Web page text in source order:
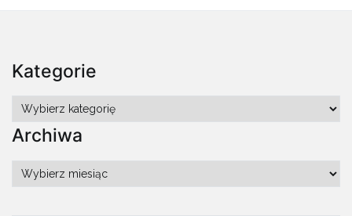
Kategorie
Kategorie
Archiwa
Archiwa